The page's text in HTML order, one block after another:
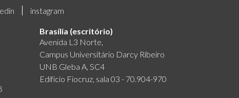
instagram
Brasília (escritório)
Avenida L3 Norte,
Campus Universitário Darcy Ribeiro
UNB Gleba A, SC4
Edifício Fiocruz, sala 03 - 70.904-970